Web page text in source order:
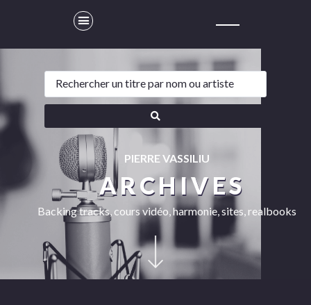
PIERRE VASSILIU
ARCHIVES
Backing tracks, cours vidéo, harmonie, sites, realbooks